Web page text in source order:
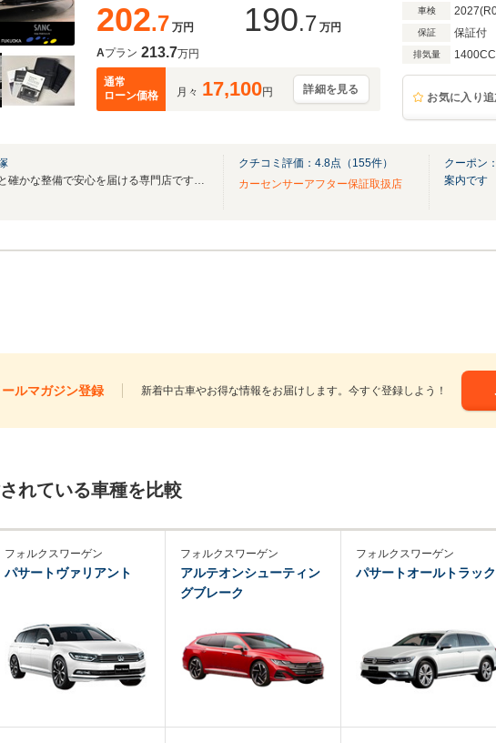
202.7 万円 190.7 万円
Aプラン 213.7万円
通常
ローン価格
月々 17,100円 詳細を見る
車検
保証 保証付
排気量 1400CC
お気に入り追
上質な厳選車と確かな整備で安心を届ける専門店です。有償保証最長36ヶ月対応します
クチコミ評価： 4.8点（ 155件）
カーセンサーアフター保証取扱店
クーポン
案内です
ルマガジン登録 新着中古車やお得な情報をお届けします。今すぐ登録しよう！
れている車種を比較
フォルクスワーゲン
パサートヴァリアント
フォルクスワーゲン
アルテオンシューティン
グブレーク
フォルクスワーゲン
パサートオールトラック